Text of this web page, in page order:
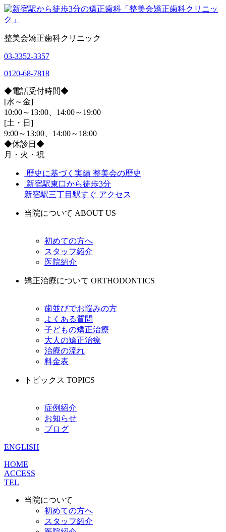
整美会矯正歯科クリニック
03-3352-3357
0120-68-7818
◆電話受付時間◆
[水～金]
10:00～13:00、14:00～19:00
[土・日]
9:00～13:00、14:00～18:00
◆休診日◆
月・火・祝
歴史に基づく実績 整美会の歴史
新宿駅東口から徒歩3分
新宿駅三丁目駅すぐ アクセス
当院について ABOUT US
初めての方へ
スタッフ紹介
医院紹介
矯正治療について ORTHODONTICS
歯並びでお悩みの方
よくある質問
子どもの矯正治療
大人の矯正治療
治療の流れ
料金表
トピックス TOPICS
症例紹介
お知らせ
ブログ
ENGLISH
HOME
ACCESS
TEL
当院について
初めての方へ
スタッフ紹介